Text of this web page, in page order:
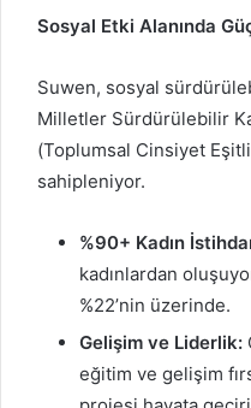
Sosyal Etki Alanında
Suwen, sosyal
Milletler Sürdürülebilir
(Toplumsal Cinsiyet
sahipleniyor.
%90+ Kadın
kadınlardan
%22’nin üzerinde.
Gelişim ve Liderlik:
eğitim ve gelişim